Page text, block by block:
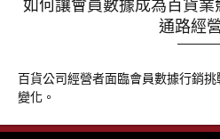
如何讓會員數據成為百貨
通路經
百貨公司經營者面臨會員數據行銷
變化。